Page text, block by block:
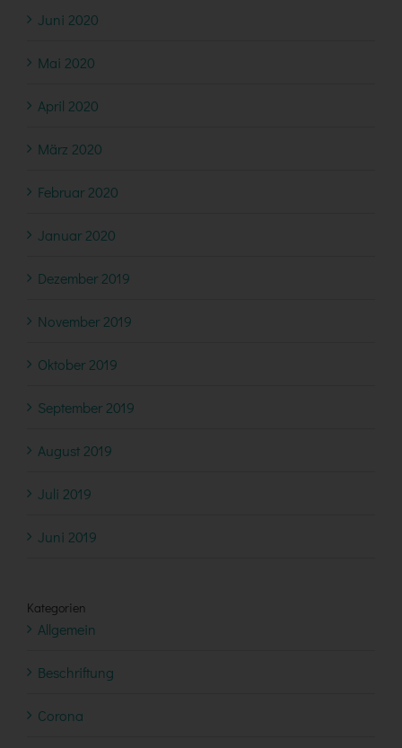
Juni 2020
Mai 2020
April 2020
März 2020
Februar 2020
Januar 2020
Dezember 2019
November 2019
Oktober 2019
September 2019
August 2019
Juli 2019
Juni 2019
Kategorien
Allgemein
Beschriftung
Corona